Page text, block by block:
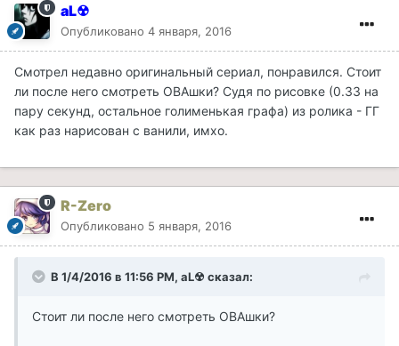
aL☢
Опубликовано 4 января, 2016
Смотрел недавно оригинальный сериал, понравился. Стоит
ли после него смотреть ОВАшки? Судя по рисовке (0.33 на
пару секунд, остальное голименькая графа) из ролика - ГГ
как раз нарисован с ванили, имхо.
R-Zero
Опубликовано 5 января, 2016
В 1/4/2016 в 11:56 PM, aL☢ сказал:
Стоит ли после него смотреть ОВАшки?